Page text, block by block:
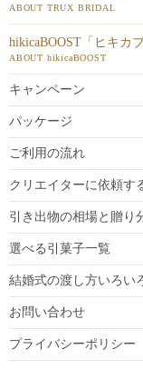
ABOUT TRUX BRIDAL
hikicaBOOST「ヒキカ
ABOUT hikicaBOOST
キャンペーン
パッケージ
ご利用の流れ
クリエイターに依頼す
引き出物の相場と贈り
選べる引菓子一覧
結婚式の渡し方いろい
お問い合わせ
プライバシーポリシー